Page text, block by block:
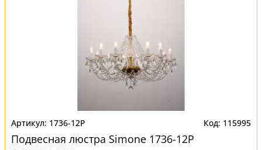
1736-12P 115995
Подвесная люстра Simone 1736-12P